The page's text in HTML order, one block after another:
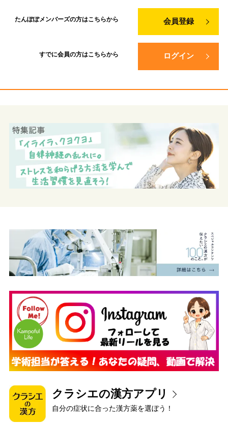
たんぽぽメンバーズの方はこちらから 会員登録
すでに会員の方はこちらから ログイン
クラシエの漢方アプリ
自分の症状に合った漢方薬を選ぼう！